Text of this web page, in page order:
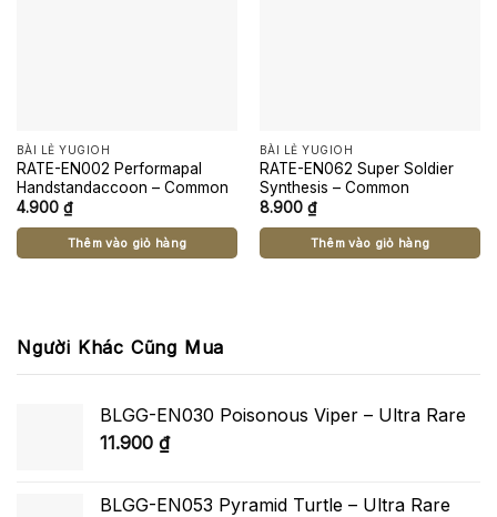
BÀI LẺ YUGIOH
RATE-EN002 Performapal
Handstandaccoon – Common
4.900 ₫
Thêm vào giỏ hàng
BÀI LẺ YUGIOH
RATE-EN062 Super Soldier
Synthesis – Common
8.900 ₫
Thêm vào giỏ hàng
Người Khác Cũng Mua
BLGG-EN030 Poisonous Viper – Ultra Rare
11.900 ₫
BLGG-EN053 Pyramid Turtle – Ultra Rare